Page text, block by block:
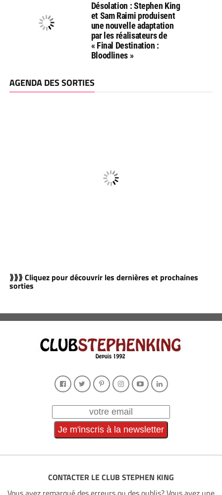
Désolation : Stephen King
et Sam Raimi produisent
une nouvelle adaptation
par les réalisateurs de
« Final Destination :
Bloodlines »
AGENDA DES SORTIES
⟫⟫⟫ Cliquez pour découvrir les dernières et prochaines
sorties
CONTACTER LE CLUB STEPHEN KING